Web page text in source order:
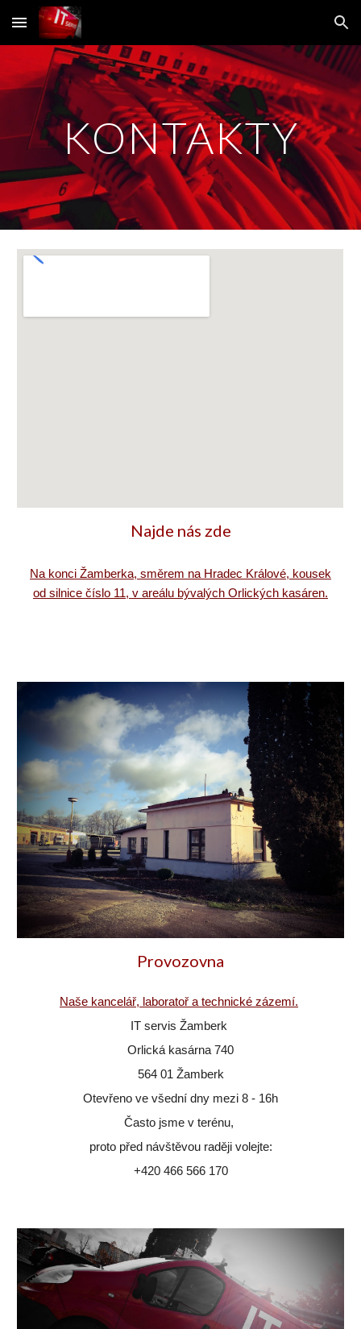
Skip to main content Skip to navigation
KONTAKTY
Najde nás zde
Na konci Žamberka, směrem na Hradec Králové, kousek
od silnice číslo 11, v areálu bývalých Orlických kasáren.
Provozovna
Naše kancelář, laboratoř a technické zázemí.
IT servis Žamberk
Orlická kasárna 740
564 01 Žamberk
Otevřeno ve všední dny mezi 8 - 16h
Často jsme v terénu,
proto před návštěvou raději volejte:
+420 466 566 170